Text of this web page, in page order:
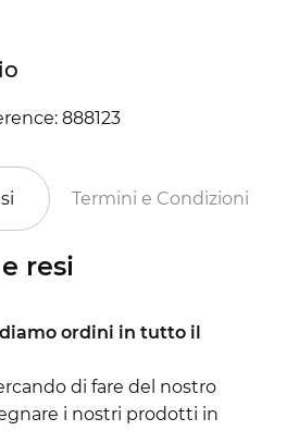
888123
Termini e Condizioni
resi
ordini in tutto il
di fare del nostro
i nostri prodotti in